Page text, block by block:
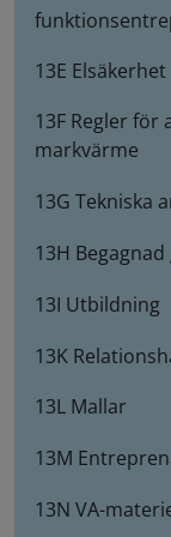
13E
13F Regler
markvärme
13G Tekniska
13H
13I Utbildning
13K
13L Mallar
13M
13N VA-